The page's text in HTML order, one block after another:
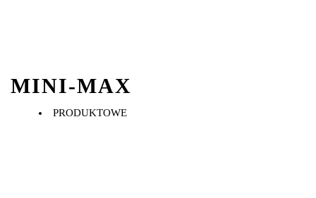
MINI-MAX
PRODUKTOWE